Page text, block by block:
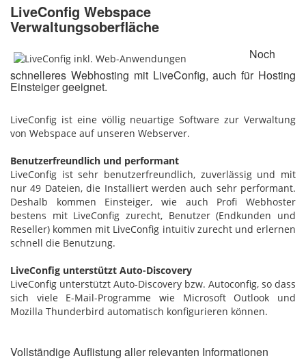
LiveConfig Webspace
Verwaltungsoberfläche
Noch
schnelleres Webhosting mit LiveConfig, auch für Hosting
Einsteiger geeignet.
LiveConfig ist eine völlig neuartige Software zur Verwaltung
von Webspace auf unseren Webserver.
Benutzerfreundlich und performant
LiveConfig ist sehr benutzerfreundlich, zuverlässig und mit
nur 49 Dateien, die Installiert werden auch sehr performant.
Deshalb kommen Einsteiger, wie auch Profi Webhoster
bestens mit LiveConfig zurecht, Benutzer (Endkunden und
Reseller) kommen mit LiveConfig intuitiv zurecht und erlernen
schnell die Benutzung.
LiveConfig unterstützt Auto-Discovery
LiveConfig unterstützt Auto-Discovery bzw. Autoconfig, so dass
sich viele E-Mail-Programme wie Microsoft Outlook und
Mozilla Thunderbird automatisch konfigurieren können.
Vollständige Auflistung aller relevanten Informationen